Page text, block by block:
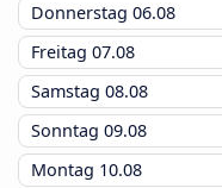
Donnerstag 06.08
Freitag 07.08
Samstag 08.08
Sonntag 09.08
Montag 10.08